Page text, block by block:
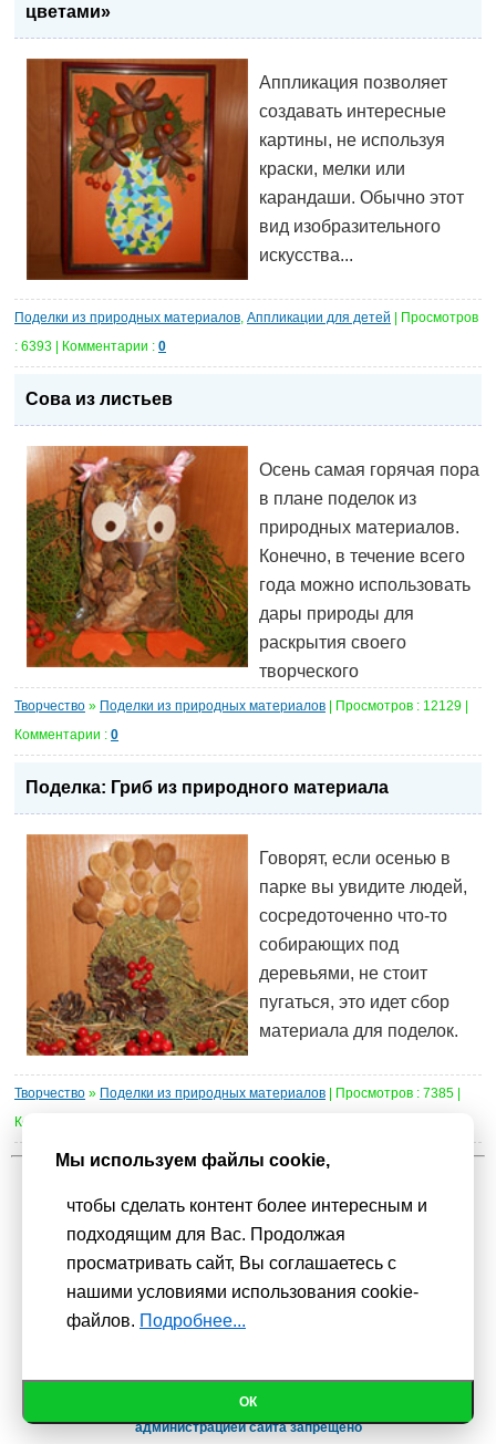
цветами»
Аппликация позволяет
создавать интересные
картины, не используя
краски, мелки или
карандаши. Обычно этот
вид изобразительного
искусства...
Поделки из природных материалов, Аппликации для детей | Просмотров
: 6393 | Комментарии : 0
Сова из листьев
Осень самая горячая пора
в плане поделок из
природных материалов.
Конечно, в течение всего
года можно использовать
дары природы для
раскрытия своего
творческого
Творчество » Поделки из природных материалов | Просмотров : 12129 |
Комментарии : 0
Поделка: Гриб из природного материала
Говорят, если осенью в
парке вы увидите людей,
сосредоточенно что-то
собирающих под
деревьями, не стоит
пугаться, это идет сбор
материала для поделок.
Творчество » Поделки из природных материалов | Просмотров : 7385 |
Комментарии :
Мы используем cookie-файлы
для функционирования сайта. Если
Вас это не устраивает, пожалуйста, покиньте сайт.
Копирование мастер-классов без согласования с
администрацией сайта запрещено
Мы используем файлы cookie,
чтобы сделать контент более интересным и
подходящим для Вас. Продолжая
просматривать сайт, Вы соглашаетесь с
нашими условиями использования cookie-
файлов. Подробнее...
ОК